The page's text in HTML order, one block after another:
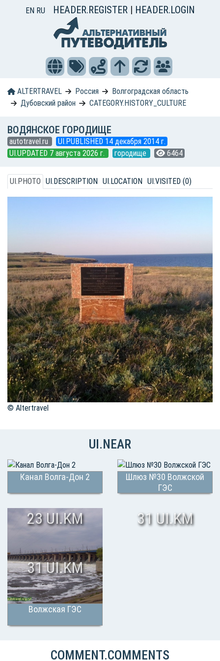
EN RU HEADER.REGISTER | HEADER.LOGIN
ALTERTRAVEL Россия
Волгоградская область
Дубовский район
CATEGORY.HISTORY_CULTURE
ВОДЯНСКОЕ ГОРОДИЩЕ
autotravel.ru
UI.PUBLISHED 14 декабря 2014 г.
UI.UPDATED 7 августа 2026 г.
городище 6464
UI.PHOTO UI.DESCRIPTION UI.LOCATION UI.VISITED (0)
© Altertravel
UI.NEAR
Канал Волга-Дон 2
23 UI.KM
Шлюз №30 Волжской
ГЭС
31 UI.KM
Волжская ГЭС
31 UI.KM
COMMENT.COMMENTS